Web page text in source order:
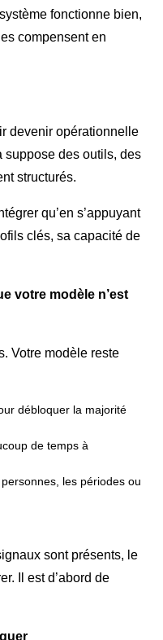
fonctionne bien,
compensent en
devenir opérationnelle
des outils, des
structurés.
qu’en s’appuyant
clés, sa capacité de
votre modèle n’est
Votre modèle reste
débloquer la majorité
de temps à
les périodes ou
sont présents, le
Il est d’abord de